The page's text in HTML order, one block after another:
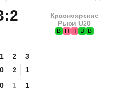
Красноярские
Рыси U20
В П П В В
1
0
0
2
2
1
3
1
1